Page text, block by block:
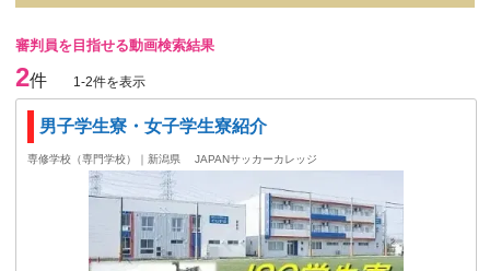
審判員を目指せる動画検索結果
2件 1-2件を表示
男子学生寮・女子学生寮紹介
専修学校（専門学校）｜新潟県 JAPANサッカーカレッジ